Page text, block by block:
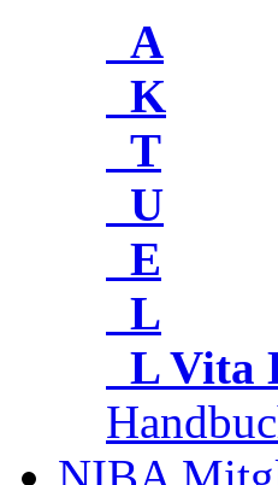
A
K
T
U
E
L
LVita